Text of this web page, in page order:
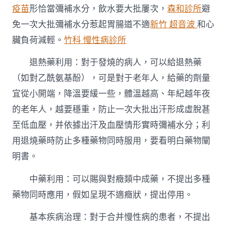
疫苗形恰當彌補水分，飲水要大批屢次，森和診所避
免一次大批彌補水分惹起胃腸道不適新竹 超音波和心
臟負荷減輕。竹科 慢性病診所
退熱藥利用：對于發燒的病人，可以給退熱藥
（如對乙酰氨基酚），可是對于老年人，給藥的劑量
宜從小開端，降溫要緩一些，體溫越高、年紀越年夜
的老年人，越要穩重，防止一次大批出汗形成虛脫甚
至低血壓，并依據出汗及血壓情形實時彌補水分；利
用退燒藥時防止多種藥物同時服用，要看明白藥物闡
明書。
中藥利用：可以賜與對癥類中成藥，不提出多種
藥物同時應用，假如呈現不適癥狀，提出停用。
基本疾病治理：對于合并慢性病的患者，不提出